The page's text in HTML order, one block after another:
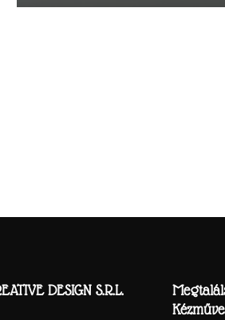
DESIGN S.R.L.